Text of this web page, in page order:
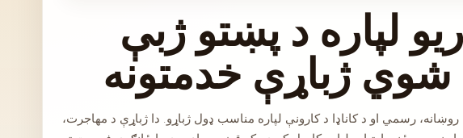
لپاره د پښتو ژبې
ژباړې خدمتونه
روښانه، رسمي او د کاناډا د کارونې لپاره مناسب ډول ژباړو. دا ژباړې د مهاجرت،